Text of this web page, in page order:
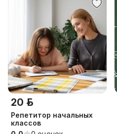
20 р.
Репетитор начальных
классов